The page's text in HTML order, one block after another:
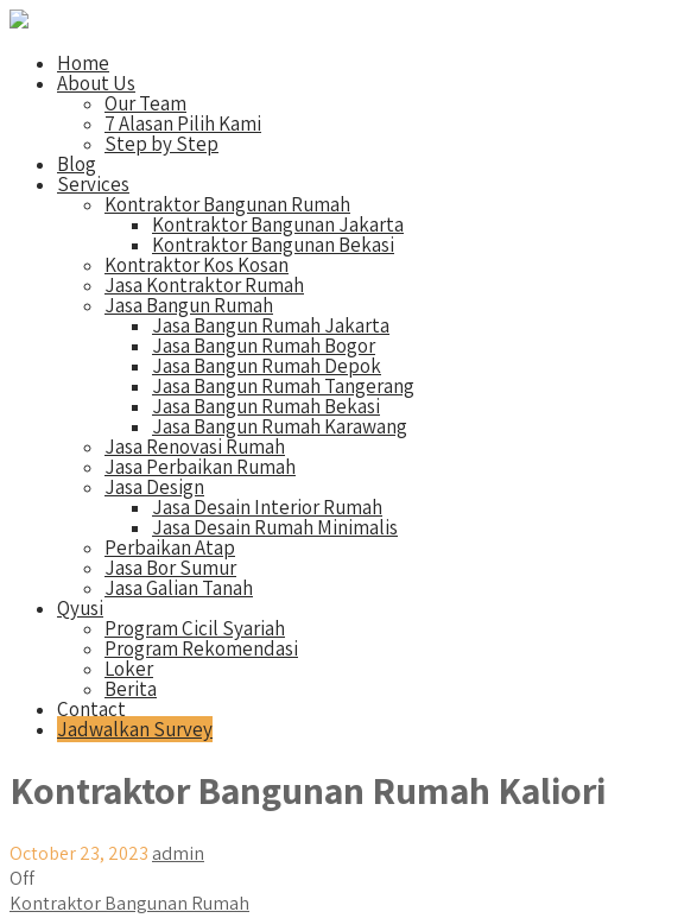
Home
About Us
Our Team
7 Alasan Pilih Kami
Step by Step
Blog
Services
Kontraktor Bangunan Rumah
Kontraktor Bangunan Jakarta
Kontraktor Bangunan Bekasi
Kontraktor Kos Kosan
Jasa Kontraktor Rumah
Jasa Bangun Rumah
Jasa Bangun Rumah Jakarta
Jasa Bangun Rumah Bogor
Jasa Bangun Rumah Depok
Jasa Bangun Rumah Tangerang
Jasa Bangun Rumah Bekasi
Jasa Bangun Rumah Karawang
Jasa Renovasi Rumah
Jasa Perbaikan Rumah
Jasa Design
Jasa Desain Interior Rumah
Jasa Desain Rumah Minimalis
Perbaikan Atap
Jasa Bor Sumur
Jasa Galian Tanah
Qyusi
Program Cicil Syariah
Program Rekomendasi
Loker
Berita
Contact
Jadwalkan Survey
Kontraktor Bangunan Rumah Kaliori
October 23, 2023 admin
Off
Kontraktor Bangunan Rumah